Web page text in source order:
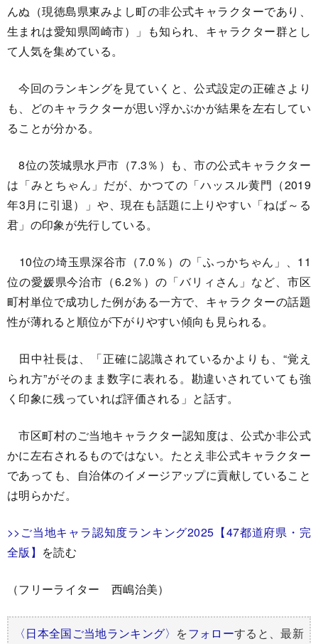
んぬ（現徳島県東みよし町の非公式キャラクターであり、
生まれは愛知県岡崎市）」も知られ、キャラクター群とし
て人気を集めている。
今回のランキングを見ていくと、公式設定の正確さより
も、どのキャラクターが思い浮かぶかが結果を左右してい
ることが分かる。
8位の茨城県水戸市（7.3％）も、市の公式キャラクター
は「みとちゃん」だが、かつての「ハッスル黄門（2019
年3月に引退）」や、現在も話題に上りやすい「ねば～る
君」の印象が先行している。
10位の埼玉県深谷市（7.0％）の「ふっかちゃん」、11
位の愛媛県今治市（6.2％）の「バリィさん」など、市区
町村単位で成功した例がある一方で、キャラクターの話題
性が薄れると順位が下がりやすい傾向も見られる。
田中社長は、「正確に認識されているかよりも、“覚え
られ方”がそのまま数字に表れる。勘違いされていても強
く印象に残っていれば評価される」と話す。
市区町村のご当地キャラクター認知度は、公式か非公式
かに左右されるものではない。たとえ非公式キャラクター
であっても、自治体のイメージアップに貢献していること
は明らかだ。
>>ご当地キャラ認知度ランキング2025【47都道府県・完
全版】 を読む
（フリーライター 西嶋治美）
〈日本全国ご当地ランキング〉 をフォローすると、最新